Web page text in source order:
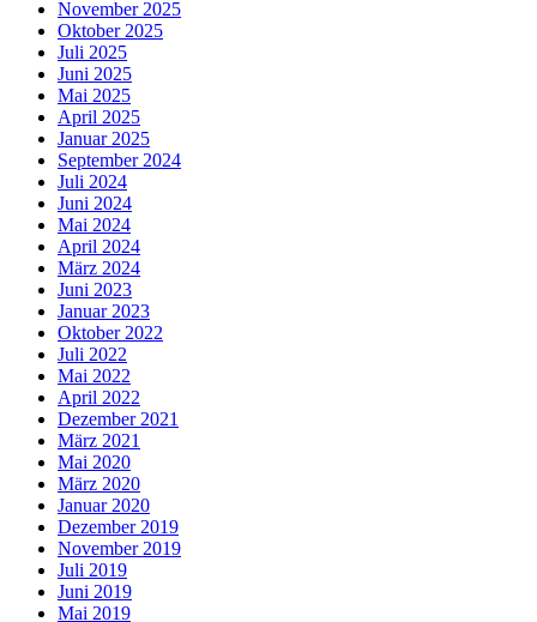
November 2025
Oktober 2025
Juli 2025
Juni 2025
Mai 2025
April 2025
Januar 2025
September 2024
Juli 2024
Juni 2024
Mai 2024
April 2024
März 2024
Juni 2023
Januar 2023
Oktober 2022
Juli 2022
Mai 2022
April 2022
Dezember 2021
März 2021
Mai 2020
März 2020
Januar 2020
Dezember 2019
November 2019
Juli 2019
Juni 2019
Mai 2019